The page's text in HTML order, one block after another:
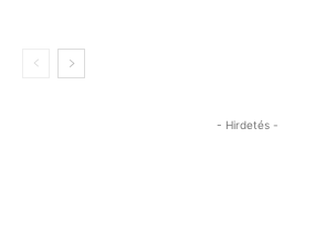
- Hirdetés -